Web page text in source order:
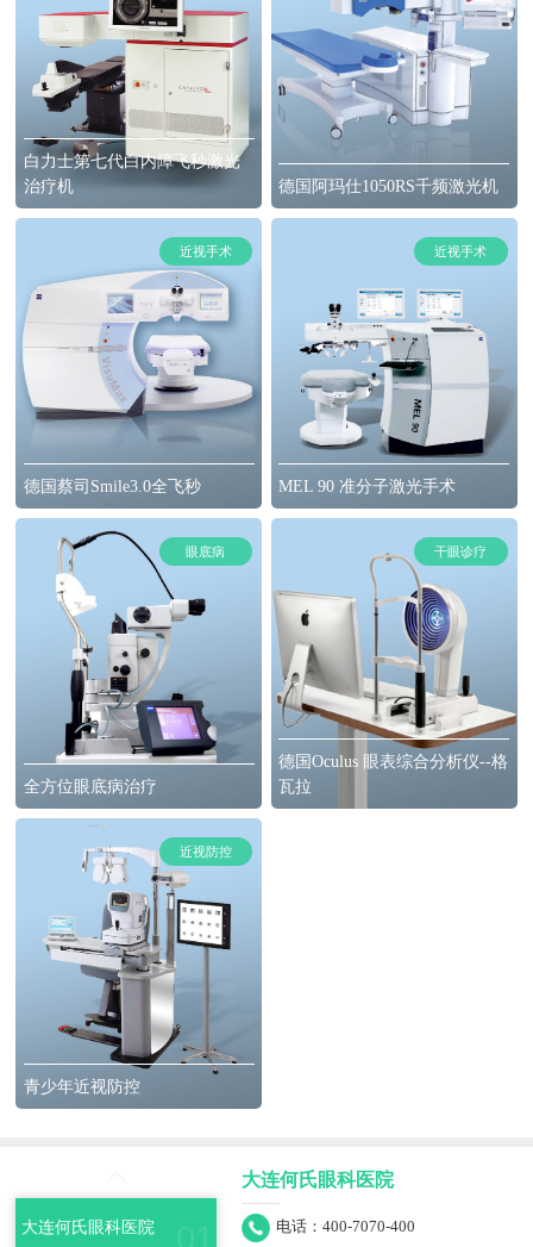
白力士第七代白内障飞秒激光
治疗机
德国阿玛仕1050RS千频激光机
德国蔡司Smile3.0全飞秒
近视手术
MEL 90 准分子激光手术
近视手术
全方位眼底病治疗
眼底病
德国Oculus 眼表综合分析仪--格
瓦拉
干眼诊疗
青少年近视防控
近视防控
大连何氏眼科医院
大连何氏眼科医院
电话：400-7070-400